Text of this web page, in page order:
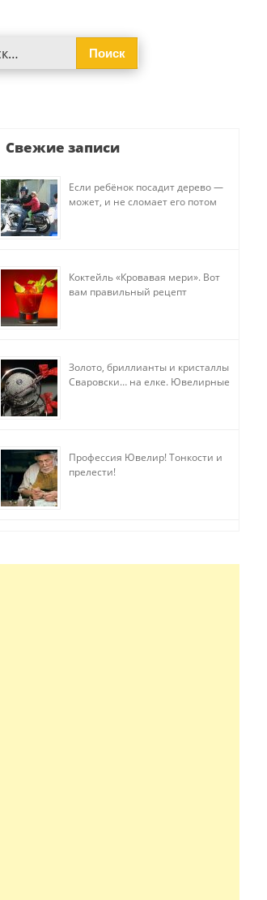
Свежие записи
Если ребёнок посадит дерево —
может, и не сломает его потом
Коктейль «Кровавая мери». Вот
вам правильный рецепт
Золото, бриллианты и кристаллы
Сваровски… на елке. Ювелирные
Профессия Ювелир! Тонкости и
прелести!